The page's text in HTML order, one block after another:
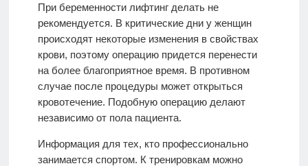
При беременности лифтинг делать не
рекомендуется. В критические дни у женщин
происходят некоторые изменения в свойствах
крови, поэтому операцию придется перенести
на более благоприятное время. В противном
случае после процедуры может открыться
кровотечение. Подобную операцию делают
независимо от пола пациента.
Информация для тех, кто профессионально
занимается спортом. К тренировкам можно